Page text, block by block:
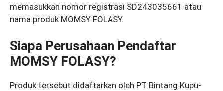
memasukkan nomor registrasi SD243035661 atau
nama produk MOMSY FOLASY.
Siapa Perusahaan Pendaftar
MOMSY FOLASY?
Produk tersebut didaftarkan oleh PT Bintang Kupu-